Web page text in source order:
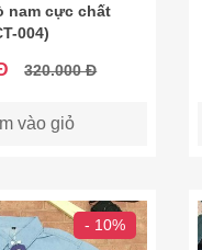
nam cực chất
004)
320.000 Đ
vào giỏ
- 10%